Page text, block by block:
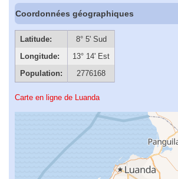
Coordonnées géographiques
Latitude:
8° 5' Sud
Longitude:
13° 14' Est
Population:
2776168
Carte en ligne de Luanda